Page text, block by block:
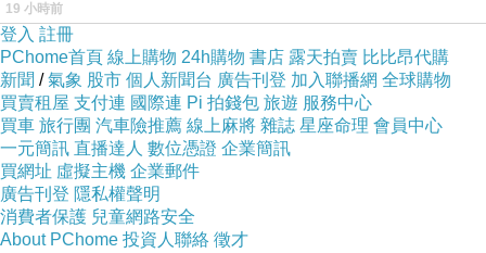
19 小時前
登入 註冊
PChome首頁 線上購物 24h購物 書店 露天拍賣 比比昂代購
新聞 /氣象 股市 個人新聞台 廣告刊登 加入聯播網 全球購物
買賣租屋 支付連 國際連 Pi 拍錢包 旅遊 服務中心
買車 旅行團 汽車險推薦 線上麻將 雜誌 星座命理 會員中心
一元簡訊 直播達人 數位憑證 企業簡訊
買網址 虛擬主機 企業郵件
廣告刊登 隱私權聲明
消費者保護 兒童網路安全
About PChome 投資人聯絡 徵才